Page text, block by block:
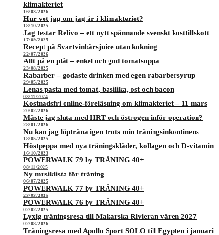
klimakteriet
16/03/2026
Hur vet jag om jag är i klimakteriet?
18/10/2025
Jag testar Relivo – ett nytt spännande svenskt kosttillskott
17/09/2025
Recept på Svartvinbärsjuice utan kokning
22/07/2026
Allt på en plåt – enkel och god tomatsoppa
23/08/2025
Rabarber – godaste drinken med egen rabarbersyrup
29/05/2025
Lenas pasta med tomat, basilika, ost och bacon
03/11/2024
Kostnadsfri online-föreläsning om klimakteriet – 11 mars
20/02/2026
Måste jag sluta med HRT och östrogen inför operation?
28/01/2026
Nu kan jag löpträna igen trots min träningsinkontinens
18/05/2025
Höstpeppa med nya träningskläder, kollagen och D-vitamin
16/10/2023
POWERWALK 79 by TRÄNING 40+
08/11/2025
Ny musiklista för träning
06/07/2025
POWERWALK 77 by TRÄNING 40+
23/03/2025
POWERWALK 76 by TRÄNING 40+
02/02/2025
Lyxig träningsresa till Makarska Rivieran våren 2027
02/08/2026
Träningsresa med Apollo Sport SOLO till Egypten i januari